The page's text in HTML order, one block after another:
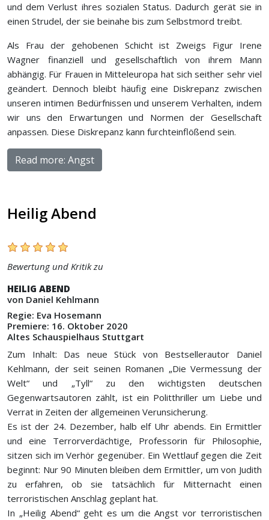
und dem Verlust ihres sozialen Status. Dadurch gerät sie in
einen Strudel, der sie beinahe bis zum Selbstmord treibt.
Als Frau der gehobenen Schicht ist Zweigs Figur Irene
Wagner finanziell und gesellschaftlich von ihrem Mann
abhängig. Für Frauen in Mitteleuropa hat sich seither sehr viel
geändert. Dennoch bleibt häufig eine Diskrepanz zwischen
unseren intimen Bedürfnissen und unserem Verhalten, indem
wir uns den Erwartungen und Normen der Gesellschaft
anpassen. Diese Diskrepanz kann furchteinflößend sein.
Read more: Angst
Heilig Abend
Bewertung und Kritik zu
HEILIG ABEND
von Daniel Kehlmann
Regie: Eva Hosemann
Premiere: 16. Oktober 2020
Altes Schauspielhaus Stuttgart
Zum Inhalt: Das neue Stück von Bestsellerautor Daniel
Kehlmann, der seit seinen Romanen „Die Vermessung der
Welt“ und „Tyll“ zu den wichtigsten deutschen
Gegenwartsautoren zählt, ist ein Politthriller um Liebe und
Verrat in Zeiten der allgemeinen Verunsicherung.
Es ist der 24. Dezember, halb elf Uhr abends. Ein Ermittler
und eine Terrorverdächtige, Professorin für Philosophie,
sitzen sich im Verhör gegenüber. Ein Wettlauf gegen die Zeit
beginnt: Nur 90 Minuten bleiben dem Ermittler, um von Judith
zu erfahren, ob sie tatsächlich für Mitternacht einen
terroristischen Anschlag geplant hat.
In „Heilig Abend“ geht es um die Angst vor terroristischen